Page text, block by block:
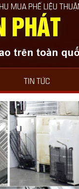
PHÁT LUÔN BIẾT
TIN TỨC